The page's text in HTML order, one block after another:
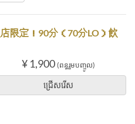
限定！90分（70分LO）飲
¥ 1,900 (ពន្ធរួមបញ្ចូល)
ជ្រើសរើស